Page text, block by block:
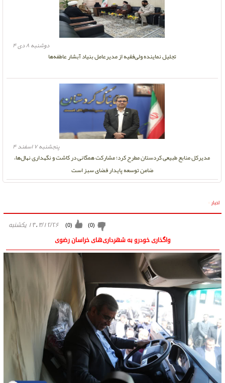
مدیرکل منابع طبیعی کردستان مطرح کرد؛ مشارکت همگانی در کاشت و نگهداری نهال‌ها،
ضامن توسعه پایدار فضای سبز است
پنجشنبه ۷ اسفند ۴
تجلیل نماینده ولی‌فقیه از مدیرعامل بنیاد آبشار عاطفه‌ها
دوشنبه ۸ دی ۴
اخبار
۱۴۰۳/۱۲/۲۶ يكشنبه (
0
) (
0
)
واگذاری خودرو به شهرداری‌های خراسان رضوی